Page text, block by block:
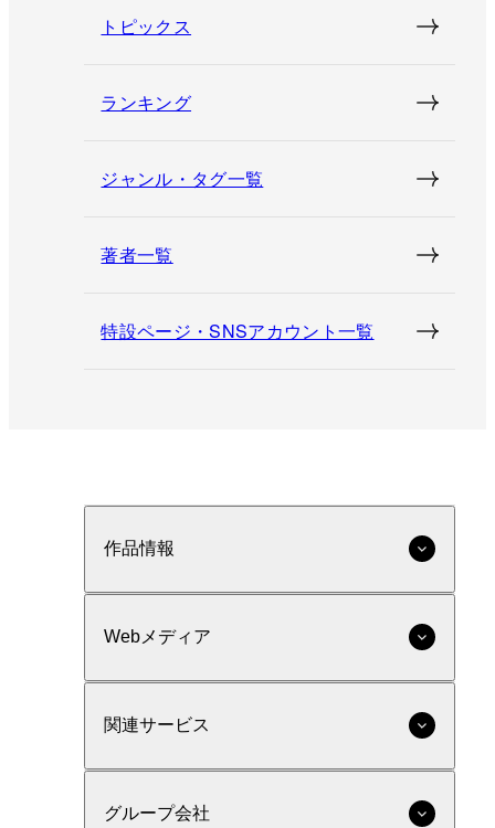
トピックス
ランキング
ジャンル・タグ一覧
著者一覧
特設ページ・SNSアカウント一覧
作品情報
Webメディア
関連サービス
グループ会社